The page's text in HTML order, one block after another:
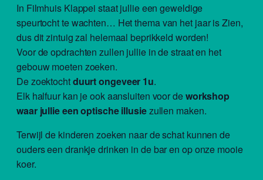
In Filmhuis Klappei staat jullie een geweldige
speurtocht te wachten… Het thema van het jaar is Zien,
dus dit zintuig zal helemaal beprikkeld worden!
Voor de opdrachten zullen jullie in de straat en het
gebouw moeten zoeken.
De zoektochtduurt ongeveer 1u.
Elk halfuur kan je ook aansluiten voor deworkshop
waar jullie een optische illusiezullen maken.
Terwijl de kinderen zoeken naar de schat kunnen de
ouders een drankje drinken in de bar en op onze mooie
koer.